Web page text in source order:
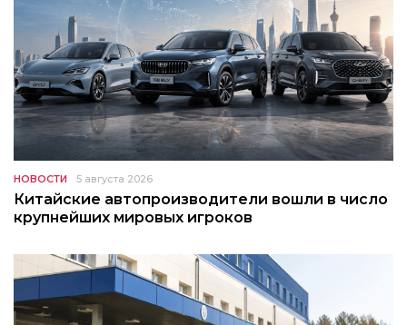
НОВОСТИ 5 августа 2026
Китайские автопроизводители вошли в число
крупнейших мировых игроков